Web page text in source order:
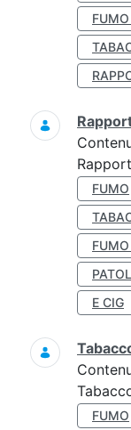
FUMO
E CIG
FUMO